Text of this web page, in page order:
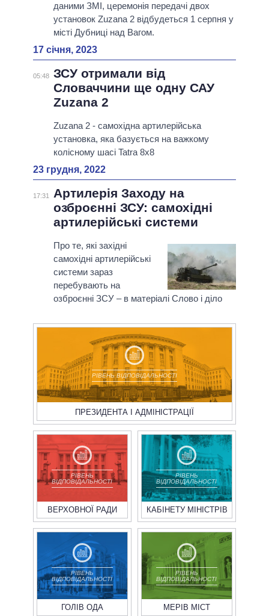
даними ЗМІ, церемонія передачі двох
установок Zuzana 2 відбудеться 1 серпня у
місті Дубниці над Вагом.
17 січня, 2023
05:48 ЗСУ отримали від
Словаччини ще одну САУ
Zuzana 2
Zuzana 2 - самохідна артилерійська
установка, яка базується на важкому
колісному шасі Tatra 8x8
23 грудня, 2022
17:31
Артилерія Заходу на
озброєнні ЗСУ: самохідні
артилерійські системи
Про те, які західні
самохідні артилерійські
системи зараз
перебувають на
озброєнні ЗСУ – в матеріалі Слово і діло
РІВЕНЬ ВІДПОВІДАЛЬНОСТІ
ПРЕЗИДЕНТА І АДМІНІСТРАЦІЇ
РІВЕНЬ
ВІДПОВІДАЛЬНОСТІ
ВЕРХОВНОЇ РАДИ
РІВЕНЬ
ВІДПОВІДАЛЬНОСТІ
КАБІНЕТУ МІНІСТРІВ
РІВЕНЬ
ВІДПОВІДАЛЬНОСТІ
ГОЛІВ ОДА
РІВЕНЬ
ВІДПОВІДАЛЬНОСТІ
МЕРІВ МІСТ